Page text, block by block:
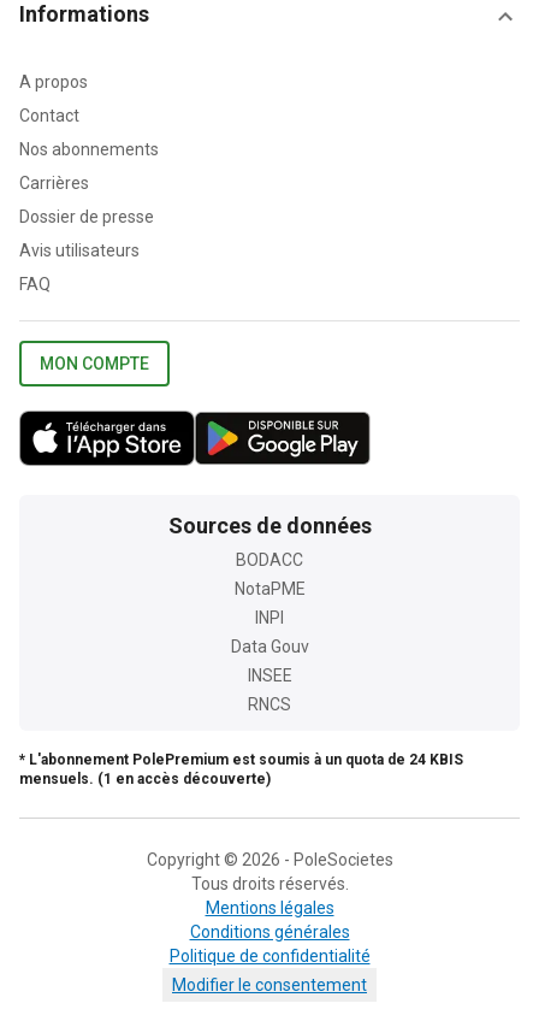
Informations
A propos
Contact
Nos abonnements
Carrières
Dossier de presse
Avis utilisateurs
FAQ
MON COMPTE
Sources de données
BODACC
NotaPME
INPI
Data Gouv
INSEE
RNCS
* L'abonnement PolePremium est soumis à un quota de 24 KBIS
mensuels. (1 en accès découverte)
Copyright © 2026 - PoleSocietes
Tous droits réservés.
Mentions légales
Conditions générales
Politique de confidentialité
Modifier le consentement